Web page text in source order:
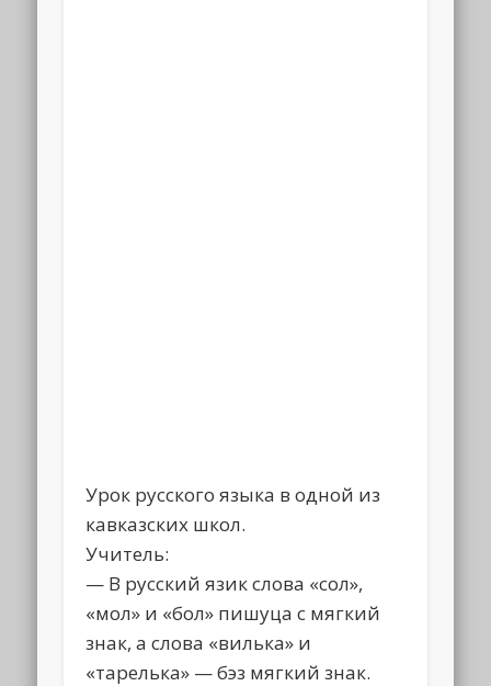
Урок русского языка в одной из
кавказских школ.
Учитель:
— В русский язик слова «сол»,
«мол» и «бол» пишуца с мягкий
знак, а слова «вилька» и
«тарелька» — бэз мягкий знак.